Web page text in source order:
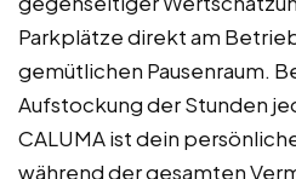
Parkplätze direkt am
gemütlichen Pausenraum.
Aufstockung der Stunden
CALUMA ist dein
während der gesamten